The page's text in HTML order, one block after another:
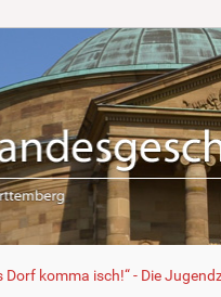
Dorf komma isch!“ - Die